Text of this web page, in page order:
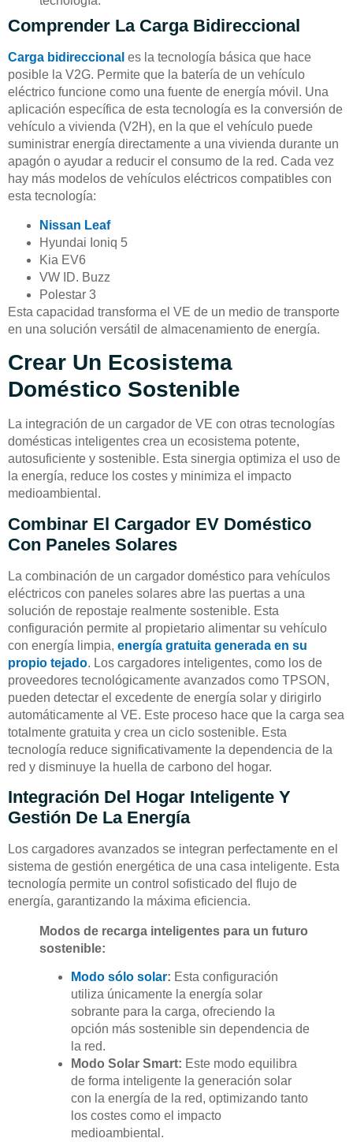
Comprender La Carga Bidireccional
Carga bidireccional es la tecnología básica que hace
posible la V2G. Permite que la batería de un vehículo
eléctrico funcione como una fuente de energía móvil. Una
aplicación específica de esta tecnología es la conversión de
vehículo a vivienda (V2H), en la que el vehículo puede
suministrar energía directamente a una vivienda durante un
apagón o ayudar a reducir el consumo de la red. Cada vez
hay más modelos de vehículos eléctricos compatibles con
esta tecnología:
Nissan Leaf
Hyundai Ioniq 5
Kia EV6
VW ID. Buzz
Polestar 3
Esta capacidad transforma el VE de un medio de transporte
en una solución versátil de almacenamiento de energía.
Crear Un Ecosistema
Doméstico Sostenible
La integración de un cargador de VE con otras tecnologías
domésticas inteligentes crea un ecosistema potente,
autosuficiente y sostenible. Esta sinergia optimiza el uso de
la energía, reduce los costes y minimiza el impacto
medioambiental.
Combinar El Cargador EV Doméstico
Con Paneles Solares
La combinación de un cargador doméstico para vehículos
eléctricos con paneles solares abre las puertas a una
solución de repostaje realmente sostenible. Esta
configuración permite al propietario alimentar su vehículo
con energía limpia, energía gratuita generada en su
propio tejado. Los cargadores inteligentes, como los de
proveedores tecnológicamente avanzados como TPSON,
pueden detectar el excedente de energía solar y dirigirlo
automáticamente al VE. Este proceso hace que la carga sea
totalmente gratuita y crea un ciclo sostenible. Esta
tecnología reduce significativamente la dependencia de la
red y disminuye la huella de carbono del hogar.
Integración Del Hogar Inteligente Y
Gestión De La Energía
Los cargadores avanzados se integran perfectamente en el
sistema de gestión energética de una casa inteligente. Esta
tecnología permite un control sofisticado del flujo de
energía, garantizando la máxima eficiencia.
Modos de recarga inteligentes para un futuro
sostenible:
Modo sólo solar: Esta configuración
utiliza únicamente la energía solar
sobrante para la carga, ofreciendo la
opción más sostenible sin dependencia de
la red.
Modo Solar Smart: Este modo equilibra
de forma inteligente la generación solar
con la energía de la red, optimizando tanto
los costes como el impacto
medioambiental.